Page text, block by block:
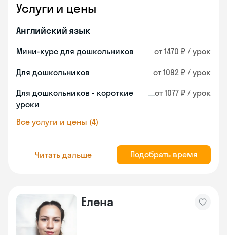
Услуги и цены
Английский язык
Мини-курс для дошкольников от 1470 ₽ / урок
Для дошкольников от 1092 ₽ / урок
Для дошкольников - короткие
уроки
от 1077 ₽ / урок
Все услуги и цены (4)
Читать дальше Подобрать время
Елена